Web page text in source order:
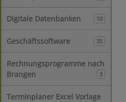
Digitale Datenbanken 10
Geschäftssoftware 35
Rechnungsprogramme nach
Brangen
3
Terminplaner Excel Vorlage